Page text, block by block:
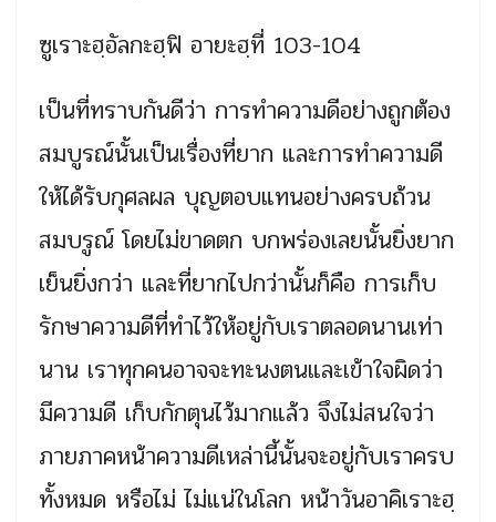
ซูเราะฮฺอัลกะฮฺฟิ อายะฮฺที่ 103-104
เป็นที่ทราบกันดีว่า การทำความดีอย่างถูกต้อง
สมบูรณ์นั้นเป็นเรื่องที่ยาก และการทำความดี
ให้ได้รับกุศลผล บุญตอบแทนอย่างครบถ้วน
สมบรูณ์ โดยไม่ขาดตก บกพร่องเลยนั้นยิ่งยาก
เย็นยิ่งกว่า และที่ยากไปกว่านั้นก็คือ การเก็บ
รักษาความดีที่ทำไว้ให้อยู่กับเราตลอดนานเท่า
นาน เราทุกคนอาจจะทะนงตนและเข้าใจผิดว่า
มีความดี เก็บกักตุนไว้มากแล้ว จึงไม่สนใจว่า
ภายภาคหน้าความดีเหล่านี้นั้นจะอยู่กับเราครบ
ทั้งหมด หรือไม่ ไม่แน่ในโลก หน้าวันอาคิเราะฮฺ